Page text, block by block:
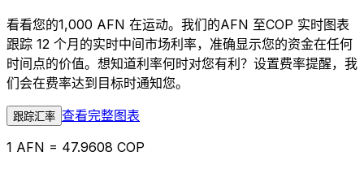
看看您的1,000 AFN 在运动。我们的AFN 至COP 实时图表
跟踪 12 个月的实时中间市场利率，准确显示您的资金在任何
时间点的价值。想知道利率何时对您有利？设置费率提醒，我
们会在费率达到目标时通知您。
跟踪汇率 查看完整图表
1 AFN = 47.9608 COP